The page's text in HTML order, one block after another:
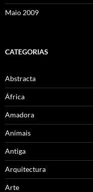
Maio 2009
CATEGORIAS
Abstracta
África
Amadora
Animais
Antiga
Arquitectura
Arte